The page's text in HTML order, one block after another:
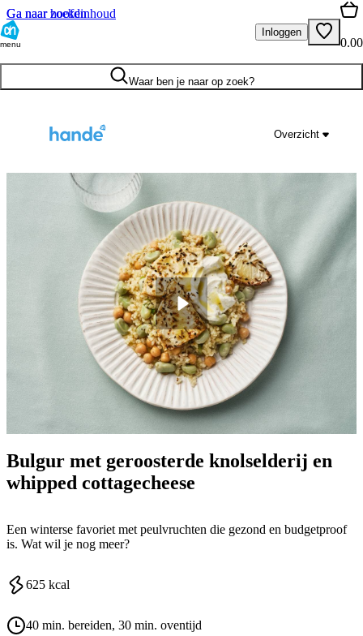
Ga naar hoofdinhoud
Ga naar zoeken
menu
Inloggen
0.00
Waar ben je naar op zoek?
Overzicht
Bulgur met geroosterde knolselderij en
whipped cottagecheese
Een winterse favoriet met peulvruchten die gezond en budgetproof
is. Wat wil je nog meer?
625 kcal
40 min. bereiden, 30 min. oventijd